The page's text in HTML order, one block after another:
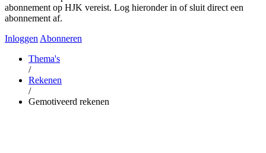
abonnement op HJK vereist. Log hieronder in of sluit direct een
abonnement af.
Inloggen Abonneren
Thema's
/
Rekenen
/
Gemotiveerd rekenen